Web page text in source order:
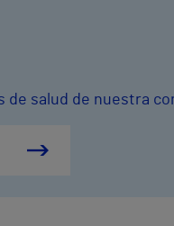
de salud de nuestra